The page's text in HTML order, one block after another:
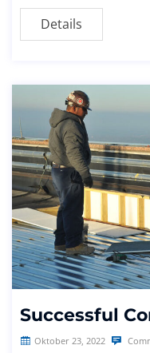
Details
Successful
Oktober 23, 2022